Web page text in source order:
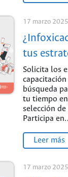
17 marzo 2025
tus
Palmira
Solicita los
búsqueda
tu tiempo
selección
Participa
Leer más
17 marzo 2025